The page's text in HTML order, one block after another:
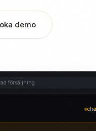
demo
försäljning